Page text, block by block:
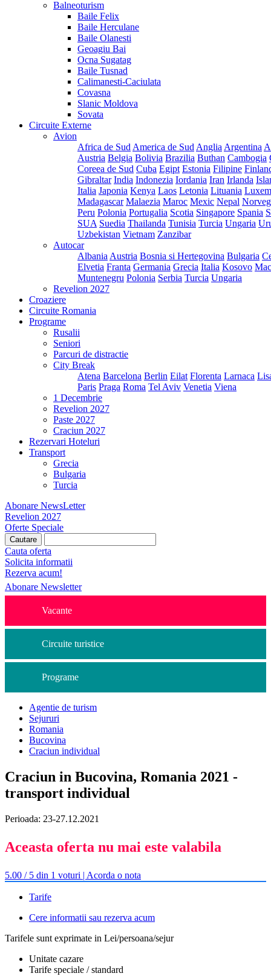
Balneoturism
Baile Felix
Baile Herculane
Baile Olanesti
Geoagiu Bai
Ocna Sugatag
Baile Tusnad
Calimanesti-Caciulata
Covasna
Slanic Moldova
Sovata
Circuite Externe
Avion
Africa de Sud America de Sud Anglia Argentina
Austria Belgia Bolivia Brazilia Buthan Cambogia
Coreea de Sud Cuba Egipt Estonia Filipine
Gibraltar India Indonezia Iordania Iran Irlanda
Italia Japonia Kenya Laos Letonia Lituania
Madagascar Malaezia Maroc Mexic Nepal
Peru Polonia Portugalia Scotia Singapore Spania
SUA Suedia Thailanda Tunisia Turcia Ungaria
Uzbekistan Vietnam Zanzibar
Autocar
Albania Austria Bosnia si Hertegovina Bulgaria
Elvetia Franta Germania Grecia Italia Kosovo
Muntenegru Polonia Serbia Turcia Ungaria
Revelion 2027
Croaziere
Circuite Romania
Programe
Rusalii
Seniori
Parcuri de distractie
City Break
Atena Barcelona Berlin Eilat Florenta Larnaca
Paris Praga Roma Tel Aviv Venetia Viena
1 Decembrie
Revelion 2027
Paste 2027
Craciun 2027
Rezervari Hoteluri
Transport
Grecia
Bulgaria
Turcia
Abonare NewsLetter
Revelion 2027
Oferte Speciale
Cauta oferta
Solicita informatii
Rezerva acum!
Abonare Newsletter
Vacante
Circuite turistice
Programe
Agentie de turism
Sejururi
Romania
Bucovina
Craciun individual
Craciun in Bucovina, Romania 2021 -
transport individual
Perioada: 23-27.12.2021
Aceasta oferta nu mai este valabila
5.00 / 5 din 1 voturi | Acorda o nota
Tarife
Cere informatii sau rezerva acum
Tarifele sunt exprimate in Lei/persoana/sejur
Unitate cazare
Tarife speciale / standard